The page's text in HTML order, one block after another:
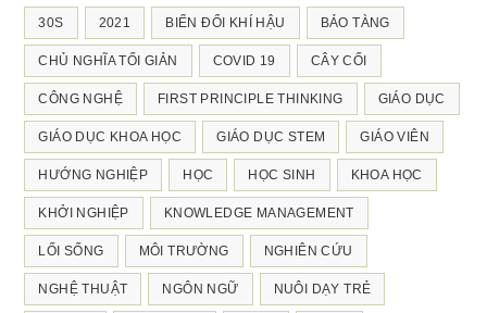
30S 2021 BIẾN ĐỔI KHÍ HẬU BẢO TÀNG
CHỦ NGHĨA TỐI GIẢN COVID 19 CÂY CỐI
CÔNG NGHỆ FIRST PRINCIPLE THINKING GIÁO DỤC
GIÁO DỤC KHOA HỌC GIÁO DỤC STEM GIÁO VIÊN
HƯỚNG NGHIỆP HỌC HỌC SINH KHOA HỌC
KHỞI NGHIỆP KNOWLEDGE MANAGEMENT
LỐI SỐNG MÔI TRƯỜNG NGHIÊN CỨU
NGHỆ THUẬT NGÔN NGỮ NUÔI DẠY TRẺ